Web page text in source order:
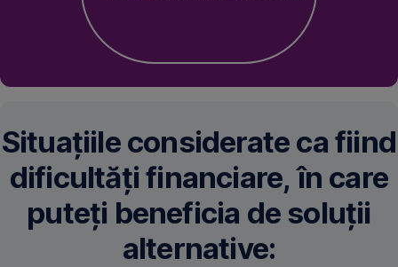
Situațiile considerate ca fiind
dificultăți financiare, în care
puteți beneficia de soluții
alternative: